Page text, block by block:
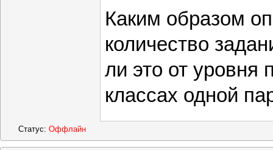
Каким образом
количество
ли это от уровня
классах одной
Статус: Оффлайн